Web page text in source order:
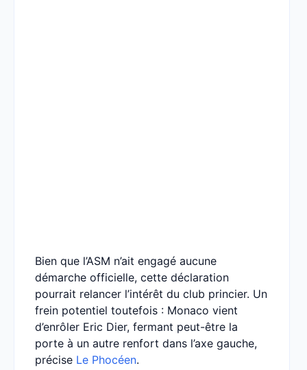
Bien que l’ASM n’ait engagé aucune
démarche officielle, cette déclaration
pourrait relancer l’intérêt du club princier. Un
frein potentiel toutefois : Monaco vient
d’enrôler Eric Dier, fermant peut-être la
porte à un autre renfort dans l’axe gauche,
précise Le Phocéen.